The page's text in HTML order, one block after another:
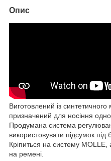
Опис
Виготовлений із
призначений для носіння
Продумана система
використовувати підсумок під
Кріпиться на систему
на ремені.